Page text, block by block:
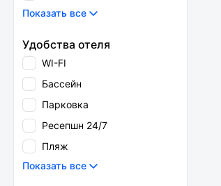
Показать все
Удобства отеля
WI-FI
Бассейн
Парковка
Ресепшн 24/7
Пляж
Показать все